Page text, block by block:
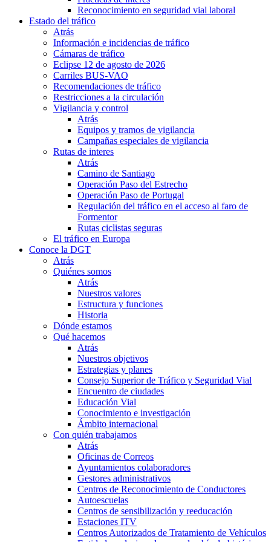
Reconocimiento en seguridad vial laboral
Estado del tráfico
Atrás
Información e incidencias de tráfico
Cámaras de tráfico
Eclipse 12 de agosto de 2026
Carriles BUS-VAO
Recomendaciones de tráfico
Restricciones a la circulación
Vigilancia y control
Atrás
Equipos y tramos de vigilancia
Campañas especiales de vigilancia
Rutas de interes
Atrás
Camino de Santiago
Operación Paso del Estrecho
Operación Paso de Portugal
Regulación del tráfico en el acceso al faro de
Formentor
Rutas ciclistas seguras
El tráfico en Europa
Conoce la DGT
Atrás
Quiénes somos
Atrás
Nuestros valores
Estructura y funciones
Historia
Dónde estamos
Qué hacemos
Atrás
Nuestros objetivos
Estrategias y planes
Consejo Superior de Tráfico y Seguridad Vial
Encuentro de ciudades
Educación Vial
Conocimiento e investigación
Ámbito internacional
Con quién trabajamos
Atrás
Oficinas de Correos
Ayuntamientos colaboradores
Gestores administrativos
Centros de Reconocimiento de Conductores
Autoescuelas
Centros de sensibilización y reeducación
Estaciones ITV
Centros Autorizados de Tratamiento de Vehículos